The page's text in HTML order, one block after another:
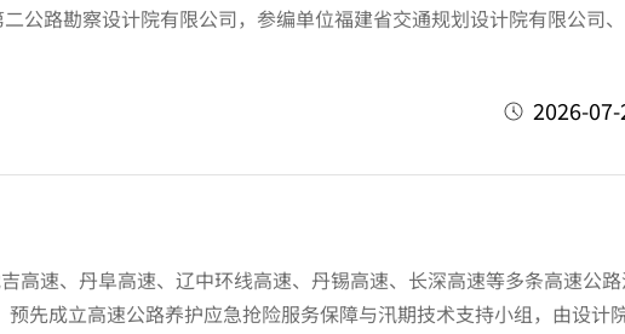
公路勘察设计院有限公司，参编单位福建省交通规划设计院有限公司
2026-
速、丹阜高速、辽中环线高速、丹锡高速、长深高速等多条高速公
成立高速公路养护应急抢险服务保障与汛期技术支持小组，由设计